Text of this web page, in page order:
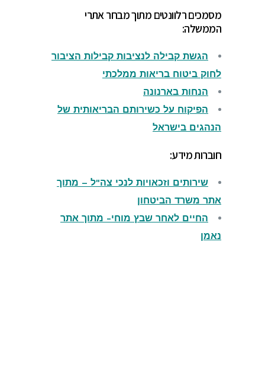
מסמכים רלוונטים מתוך מבחר אתרי
הממשלה:
הגשת קבילה לנציבות קבילות הציבור
לחוק ביטוח בריאות ממלכתי
הנחות בארנונה
הפיקוח על כשירותם הבריאותית של
הנהגים בישראל
חוברות מידע:
שירותים וזכאויות לנכי צה"ל – מתוך
אתר משרד הביטחון
החיים לאחר שבץ מוחי- מתוך אתר
נאמן